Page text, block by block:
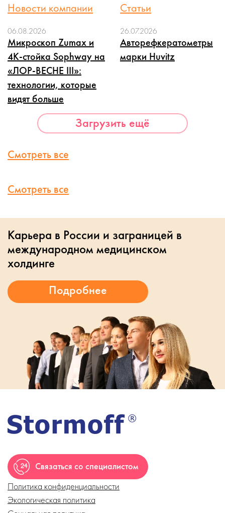
Новости компании
06.08.2026
Микроскоп Zumax и
4K-стойка Sophway на
«ЛОР-ВЕСНЕ III»:
технологии, которые
видят больше
Статьи
26.07.2026
Авторефкератометры
марки Huvitz
Загрузить ещё
Смотреть все
Смотреть все
Карьера в России и заграницей в
международном медицинском
холдинге
Связаться со специалистом
Политика конфиденциальности
Экологическая политика